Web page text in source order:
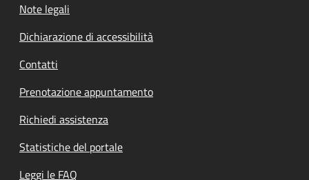
Note legali
Dichiarazione di accessibilità
Contatti
Prenotazione appuntamento
Richiedi assistenza
Statistiche del portale
Leggi le FAQ